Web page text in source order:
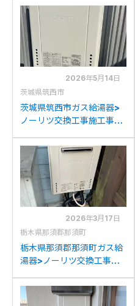
C040&GT-2450SWXか
らノーリツGT-2470SAW
BLへの交換
2026年5月14日
茨城県筑西市
茨城県筑西市ガス給湯器>
ノーリツ交換工事施工事
2428SAWXからノーリツ
GT-2470SAW BLへの交
換
2026年3月17日
栃木県那須郡那須町
栃木県那須郡那須町ガス給
湯器>ノーリツ交換工事施
2450WKXからノーリツ
GT-2470SAW BLへの交